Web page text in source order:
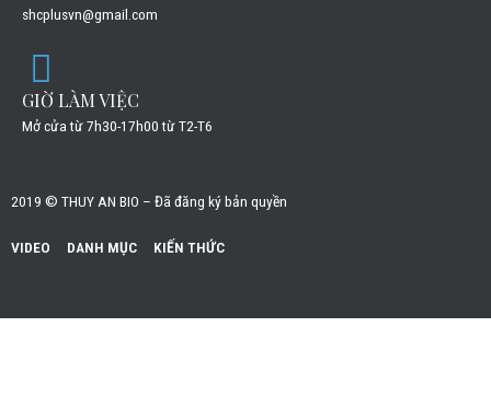
shcplusvn@gmail.com
GIỜ LÀM VIỆC
Mở cửa từ 7h30-17h00 từ T2-T6
2019 © THUY AN BIO – Đã đăng ký bản quyền
VIDEO DANH MỤC KIẾN THỨC